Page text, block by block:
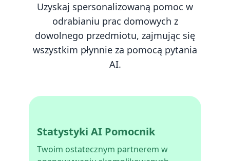
Uzyskaj spersonalizowaną pomoc w
odrabianiu prac domowych z
dowolnego przedmiotu, zajmując się
wszystkim płynnie za pomocą pytania
AI.
Statystyki AI Pomocnik
Twoim ostatecznym partnerem w